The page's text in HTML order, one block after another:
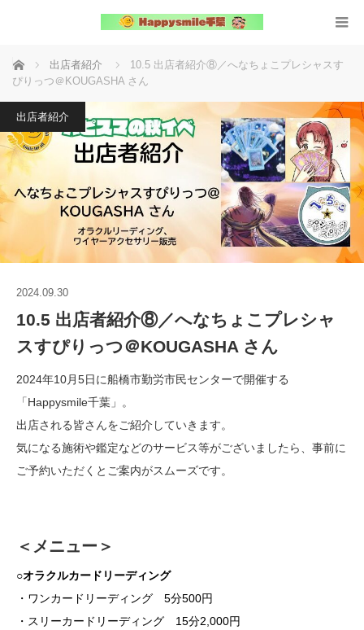
ホーム 出店者紹介
10.5 出店者紹介⑧／へなちょこプレシャスす
ぴりっつ＠KOUGASHA さん
出店者紹介
2024.09.30
10.5 出店者紹介⑧／へなちょこプレシャ
スすぴりっつ＠KOUGASHA さん
2024年10月5日に船橋市勤労市民センターで開催する
「Happysmile千葉」。
出店される皆さんをご紹介していきます。
気になる施術や鑑定などのサービス等がございましたら、事前に
ご予約いただくとご案内がスムーズです。
＜メニュー＞
○オラクルカードリーディング
・ワンカードリーディング 5分500円
・スリーカードリーディング 15分2,000円